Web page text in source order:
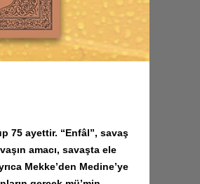
75 ayettir. “Enfâl”, savaş
amacı, savaşta ele
Mekke’den Medine’ye